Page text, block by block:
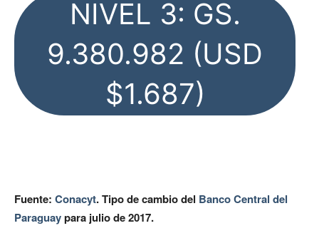
NIVEL 3: GS.
9.380.982 (USD
$1.687)
Fuente: Conacyt. Tipo de cambio del Banco Central del
Paraguaypara julio de 2017.